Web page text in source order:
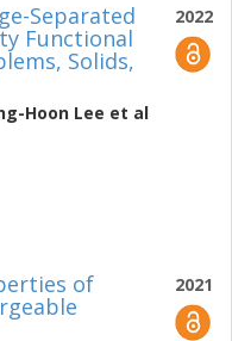
2022
Separated
Functional
Solids,
Hoon Lee et al
2021
of